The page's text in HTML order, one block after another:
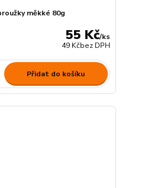
měkké 80g
55 Kč/ks
49 Kčbez DPH
Přidat do košíku